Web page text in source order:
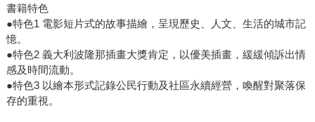
書籍特色
●特色1 電影短片式的故事描繪，呈現歷史、人文、生活的城市記
憶。
●特色2 義大利波隆那插畫大獎肯定，以優美插畫，緩緩傾訴出情
感及時間流動。
●特色3 以繪本形式記錄公民行動及社區永續經營，喚醒對聚落保
存的重視。